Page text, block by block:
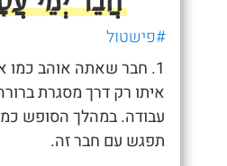
#פישטול
1. חבר שאתה אוהב כמו
איתו רק דרך מסגרת
עבודה. במהלך הסופש
תפגש עם חבר זה.